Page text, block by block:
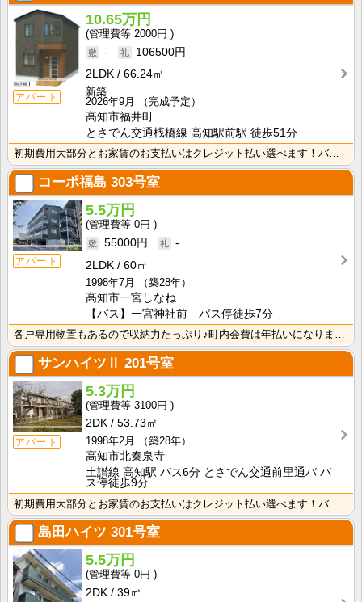
アパート
10.65万円
2000円
-
106500円
2LDK
66.24㎡
新築
2026年9月
（完成予定）
高知市福井町
とさでん交通桟橋線 高知駅前駅 徒歩51分
初期費用大部分とお家賃のお支払いはクレジット払い選べます！バス・トイレ別なので、ゆったり湯船に浸かれ･･･
コーポ福島 303号室
アパート
5.5万円
0円
55000円
-
2LDK
60㎡
1998年7月
（築28年）
高知市一宮しなね
【バス】一宮神社前 バス停徒歩7分
各戸専用物置もあるので収納力たっぷり♪町内会費は年払いになります。来客駐車場完備なところもうれしいポ･･･
サンハイツⅡ 201号室
アパート
5.3万円
3100円
2DK
53.73㎡
1998年2月
（築28年）
高知市北秦泉寺
土讃線 高知駅 バス6分 とさでん交通前里通バ バ
ス停徒歩9分
初期費用大部分とお家賃のお支払いはクレジット払い選べます！バス・トイレ別なので、ゆったり湯船に浸かれ･･･
島田ハイツ 301号室
5.5万円
0円
2DK
39㎡